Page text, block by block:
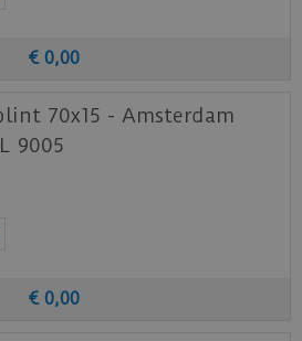
€ 0,00
70x15 - Amsterdam
9005
€ 0,00